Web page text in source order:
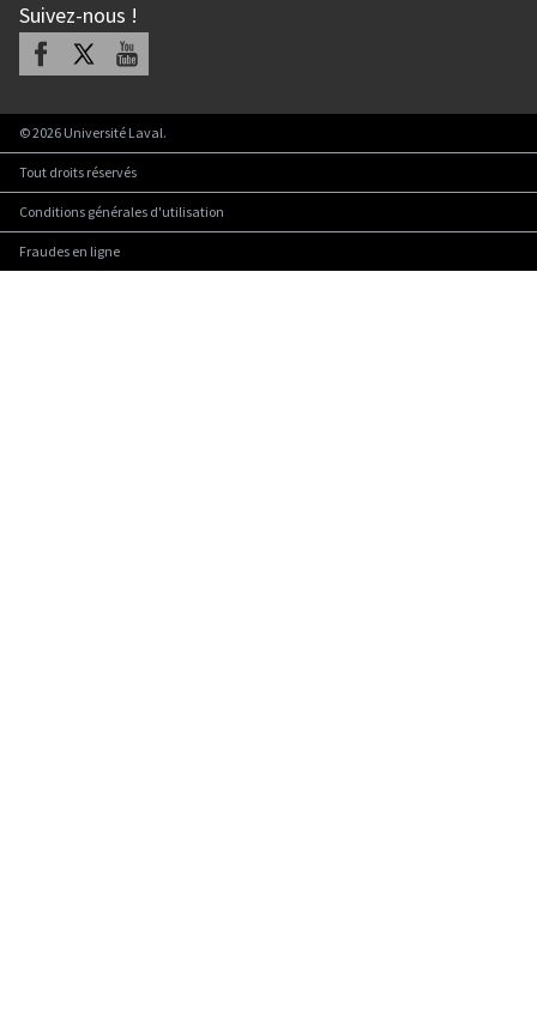
Suivez-nous !
Facebook Youtube
©2026 Université Laval.
Tout droits réservés
Conditions générales d'utilisation
Fraudes en ligne